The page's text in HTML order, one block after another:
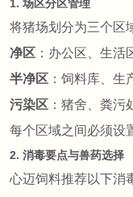
1. 场区分区管理
将猪场划分为三个区
净区 ：办公区、生
半净区 ：饲料库、
污染区 ：猪舍、粪
每个区域之间必须设
2. 消毒要点与兽药选择
心迈饲料推荐以下消